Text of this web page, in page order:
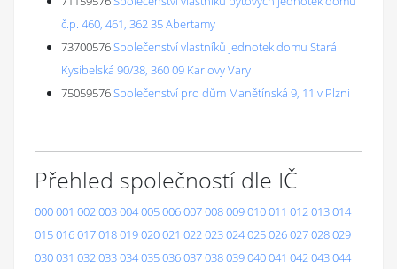
č.p. 460, 461, 362 35 Abertamy
73700576Společenství vlastníků jednotek domu Stará
Kysibelská 90/38, 360 09 Karlovy Vary
75059576Společenství pro dům Manětínská 9, 11 v Plzni
Přehled společností dle IČ
000001 002003004005006007008009010011 012013014
015016017018019020021 022023024025026027028029
030031 032033034035036037038039040041 042043044